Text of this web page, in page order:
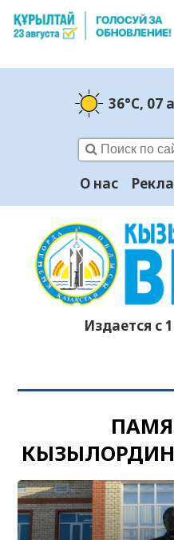
36°C, 07
О нас
Издается с